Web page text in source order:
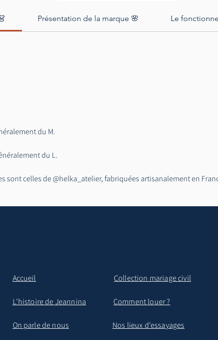
Présentation de la marque 🌸 Le
du M.
du L.
sont celles de @helka_atelier, fabriquées artisanalement en
Accueil
L'histoire de Jeannina
On parle de nous
Collection mariage civil
Comment louer ?
Nos lieux d'essayages